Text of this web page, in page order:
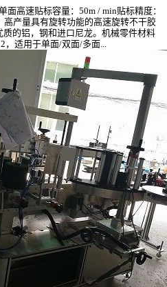
高速贴标容量：50m / min贴标精度：
产量具有旋转功能的高速旋转不干胶
的铝，钢和进口尼龙。机械零件材料
，适用于单面/双面/多面...